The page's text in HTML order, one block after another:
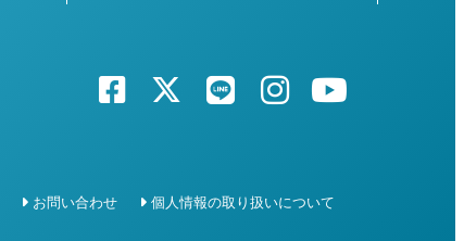
お問い合わせ 個人情報の取り扱いについて